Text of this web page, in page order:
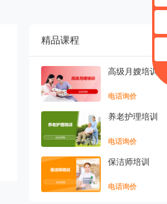
精品课程
高级月嫂培训
电话询价
养老护理培训
电话询价
保洁师培训
电话询价